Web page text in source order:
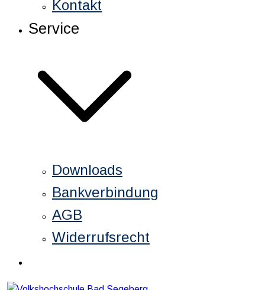
Kontakt
Service
Downloads
Bankverbindung
AGB
Widerrufsrecht